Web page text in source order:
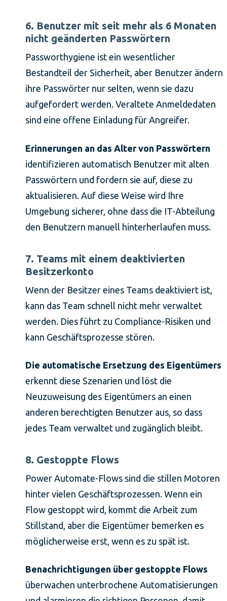
6. Benutzer mit seit mehr als 6 Monaten
nicht geänderten Passwörtern
Passworthygiene ist ein wesentlicher
Bestandteil der Sicherheit, aber Benutzer ändern
ihre Passwörter nur selten, wenn sie dazu
aufgefordert werden. Veraltete Anmeldedaten
sind eine offene Einladung für Angreifer.
Erinnerungen an das Alter von Passwörtern
identifizieren automatisch Benutzer mit alten
Passwörtern und fordern sie auf, diese zu
aktualisieren. Auf diese Weise wird Ihre
Umgebung sicherer, ohne dass die IT-Abteilung
den Benutzern manuell hinterherlaufen muss.
7. Teams mit einem deaktivierten
Besitzerkonto
Wenn der Besitzer eines Teams deaktiviert ist,
kann das Team schnell nicht mehr verwaltet
werden. Dies führt zu Compliance-Risiken und
kann Geschäftsprozesse stören.
Die automatische Ersetzung des Eigentümers
erkennt diese Szenarien und löst die
Neuzuweisung des Eigentümers an einen
anderen berechtigten Benutzer aus, so dass
jedes Team verwaltet und zugänglich bleibt.
8. Gestoppte Flows
Power Automate-Flows sind die stillen Motoren
hinter vielen Geschäftsprozessen. Wenn ein
Flow gestoppt wird, kommt die Arbeit zum
Stillstand, aber die Eigentümer bemerken es
möglicherweise erst, wenn es zu spät ist.
Benachrichtigungen über gestoppte Flows
überwachen unterbrochene Automatisierungen